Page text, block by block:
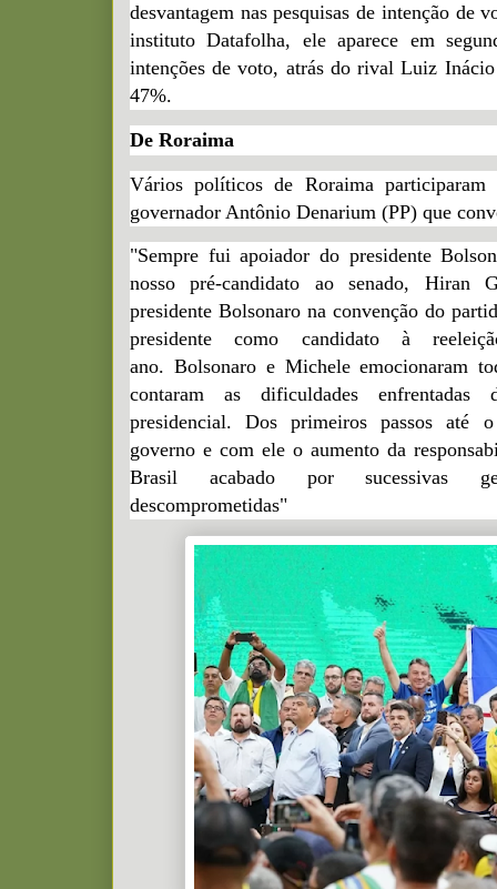
desvantagem nas pesquisas de intenção de
instituto Datafolha, ele aparece em
intenções de voto, atrás do rival Luiz
47%.
De Roraima
Vários políticos de Roraima
governador Antônio Denarium (PP) que
"Sempre fui apoiador do presidente
nosso pré-candidato ao senado, Hiran
presidente Bolsonaro na convenção do
presidente como candidato à
ano. Bolsonaro e Michele emocionaram
contaram as dificuldades
presidencial. Dos primeiros passos até
governo e com ele o aumento da
Brasil acabado por sucessivas
descomprometidas"